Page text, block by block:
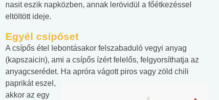
nasit eszik napközben, annak lerövidül a főétkezéssel
eltöltött ideje.
Egyél csípőset
A csípős étel lebontásakor felszabaduló vegyi anyag
(kapszaicin), ami a csípős ízért felelős, felgyorsíthatja az
anyagcserédet. Ha apróra vágott piros vagy zöld chili
paprikát eszel,
akkor az egy